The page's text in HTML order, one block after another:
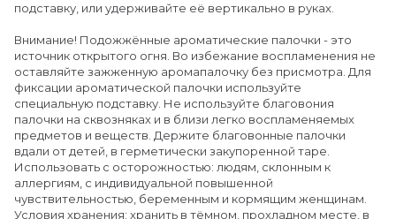
подставку, или удерживайте её вертикально в руках.
Внимание! Подожжённые ароматические палочки - это
источник открытого огня. Во избежание воспламенения не
оставляйте зажженную аромапалочку без присмотра. Для
фиксации ароматической палочки используйте
специальную подставку. Не используйте благовония
палочки на сквозняках и в близи легко воспламеняемых
предметов и веществ. Держите благовонные палочки
вдали от детей, в герметически закупоренной таре.
Использовать с осторожностью: людям, склонным к
аллергиям, с индивидуальной повышенной
чувствительностью, беременным и кормящим женщинам.
Условия хранения: хранить в тёмном, прохладном месте, в